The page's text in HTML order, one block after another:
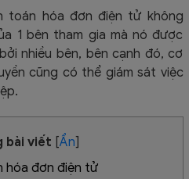
toán hóa đơn điện tử không
1 bên tham gia mà nó được
nhiều bên, bên cạnh đó, cơ
cũng có thể giám sát việc
bài viết [Ẩn]
hóa đơn điện tử